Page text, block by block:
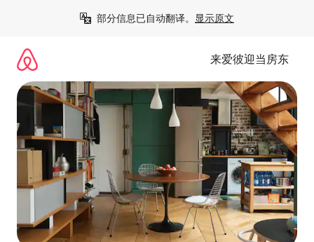
部分信息已自动翻译。 显示原文
来爱彼迎当房东